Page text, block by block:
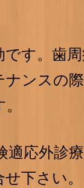
す。歯
ンスの
適応外診
下さい。